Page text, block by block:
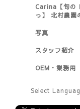
Carina【旬の
っ】 北村農園
写真
スタッフ紹介
OEM・業務用
Select